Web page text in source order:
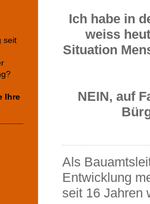
Ich habe in
weiss
Situation
NEIN, auf
Als
Entwicklung
seit 16 Jahren
seit
Ihre